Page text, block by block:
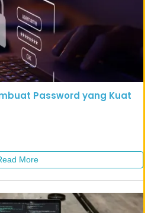
Password yang Kuat
More